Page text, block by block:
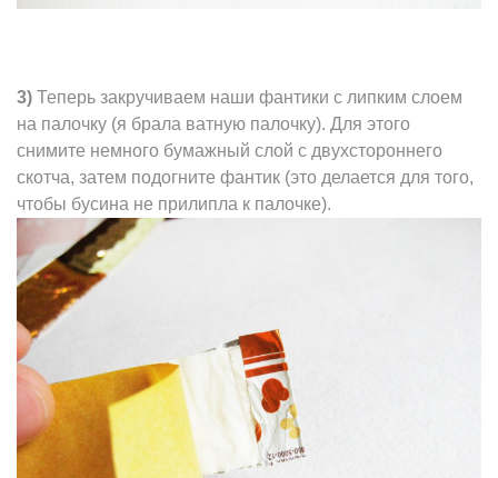
3) Теперь закручиваем наши фантики с липким слоем
на палочку (я брала ватную палочку). Для этого
снимите немного бумажный слой с двухстороннего
скотча, затем подогните фантик (это делается для того,
чтобы бусина не прилипла к палочке).